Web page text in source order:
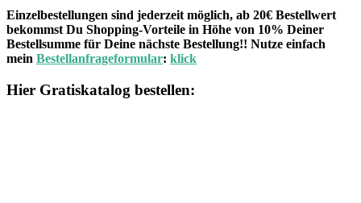
Einzelbestellungen sind jederzeit möglich, ab 20€ Bestellwert
bekommst Du Shopping-Vorteile in Höhe von 10% Deiner
Bestellsumme für Deine nächste Bestellung!! Nutze einfach
mein Bestellanfrageformular: klick
Hier Gratiskatalog bestellen: